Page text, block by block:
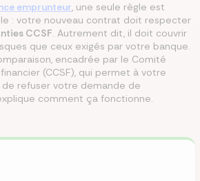
emprunteur, une seule règle est
: votre nouveau contrat doit respecter
CCSF. Autrement dit, il doit couvrir
que ceux exigés par votre banque.
encadrée par le Comité
(CCSF), qui permet à votre
de refuser votre demande de
comment ça fonctionne.